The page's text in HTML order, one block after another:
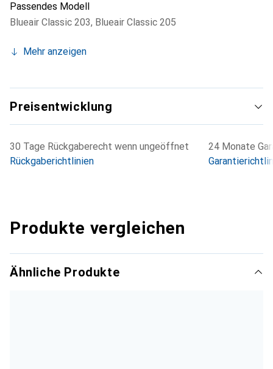
Passendes Modell
Blueair Classic 203, Blueair Classic 205
Mehr anzeigen
Preisentwicklung
30 Tage Rückgaberecht wenn ungeöffnet
Rückgaberichtlinien
24 Monate
Produkte vergleichen
Ähnliche Produkte